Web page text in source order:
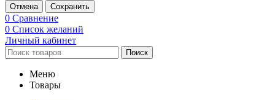
Отмена Сохранить
0 Сравнение
0 Список желаний
Личный кабинет
Поиск
Меню
Товары